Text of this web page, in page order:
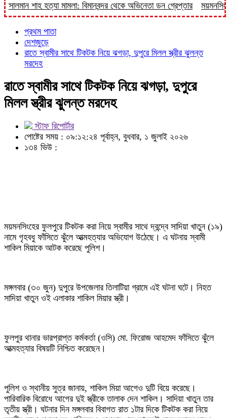
শাহ হত্যা মামলা: বিমানবন্দর থেকে অভিনেতা ডন গ্রেপ্তার ময়মনসিংহে
প্রথম পাতা
দেশজুড়ে
রাতে স্বামীর সাথে টিকটক নিয়ে ঝগড়া, দুপুরে মিলল স্ত্রীর ঝুলন্ত
মরদেহ
রাতে স্বামীর সাথে টিকটক নিয়ে ঝগড়া, দুপুরে
মিলল স্ত্রীর ঝুলন্ত মরদেহ
স্টাফ রিপোর্টার
পোষ্টের সময় : ০৯:১২:২৪ পূর্বাহ্ন, বুধবার, ১ জুলাই ২০২৬
১৩৪ ভিউ :
ময়মনসিংহের ফুলপুরে টিকটক করা নিয়ে স্বামীর সাথে দ্বন্দ্বে সাদিয়া খাতুন (১৯)
নামে গৃহবধু ফাঁসিতে ঝুঁলে আত্মহত্যার অভিযোগ উঠেছে। এ ঘটনায় স্বামী
শাকিল মিয়াকে আটক করেছে পুলিশ।
মঙ্গলবার (৩০ জুন) দুপুরে উপজেলার তিলাটিয়া গ্রামে এই ঘটনা ঘটে। নিহত
সাদিয়া খাতুন ওই এলাকার শাকিল মিয়ার স্ত্রী।
ফুলপুর থানার ভারপ্রাপ্ত কর্মকর্তা (ওসি) মো. ফিরোজ আহমেদ ফাঁসিতে ঝুঁলে
আত্মহত্যার বিষয়টি নিশ্চিত করেছেন।
পুলিশ ও স্থানীয় সুত্র জানায়, শাকিল মিয়া আগেও দুটি বিয়ে করেছে।
পারিবারিক বিরোধে আগের দুই স্ত্রীকে তালাক দেন শাকিল। সাদিয়া খাতুন তার
তৃতীয় স্ত্রী। ঘটনার দিন মঙ্গলবার বিবাগত রাত ১টার দিকে টিকটক করা নিয়ে